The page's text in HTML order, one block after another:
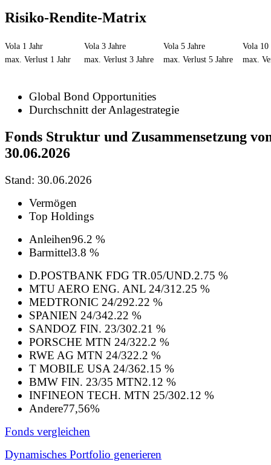
Risiko-Rendite-Matrix
Vola 1 Jahr Vola 3 Jahre Vola 5 Jahre
Vola 10
max. Verlust 1 Jahr
max. Verlust 3 Jahre max. Verlust 5 Jahre max.
Global Bond Opportunities
Durchschnitt der Anlagestrategie
Fonds Struktur und Zusammensetzung
30.06.2026
Stand: 30.06.2026
Vermögen
Top Holdings
Anleihen96.2 %
Barmittel3.8 %
D.POSTBANK FDG TR.05/UND.2.75 %
MTU AERO ENG. ANL 24/31 2.25 %
MEDTRONIC 24/292.22 %
SPANIEN 24/342.22 %
SANDOZ FIN. 23/302.21 %
PORSCHE MTN 24/322.2 %
RWE AG MTN 24/322.2 %
T MOBILE USA 24/362.15 %
BMW FIN. 23/35 MTN2.12 %
INFINEON TECH. MTN 25/302.12 %
Andere77,56%
Fonds vergleichen
Dynamisches Portfolio generieren